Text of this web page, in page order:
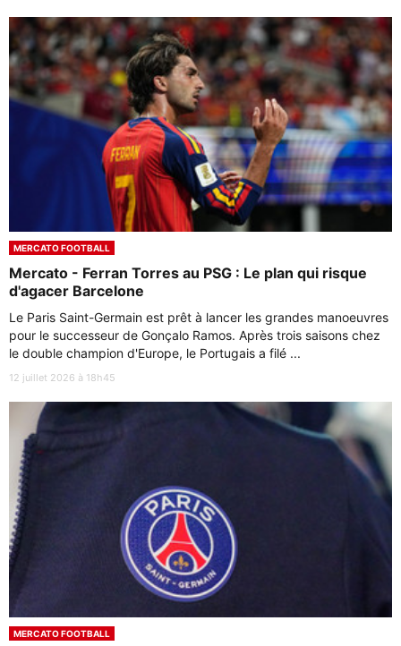
MERCATO FOOTBALL
Mercato - Ferran Torres au PSG : Le plan qui risque
d'agacer Barcelone
Le Paris Saint-Germain est prêt à lancer les grandes manoeuvres
pour le successeur de Gonçalo Ramos. Après trois saisons chez
le double champion d'Europe, le Portugais a filé ...
12 juillet 2026 à 18h45
MERCATO FOOTBALL